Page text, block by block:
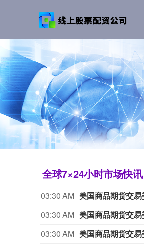
全球7×24小时市场快讯
03:30 AM
03:30 AM
03:30 AM